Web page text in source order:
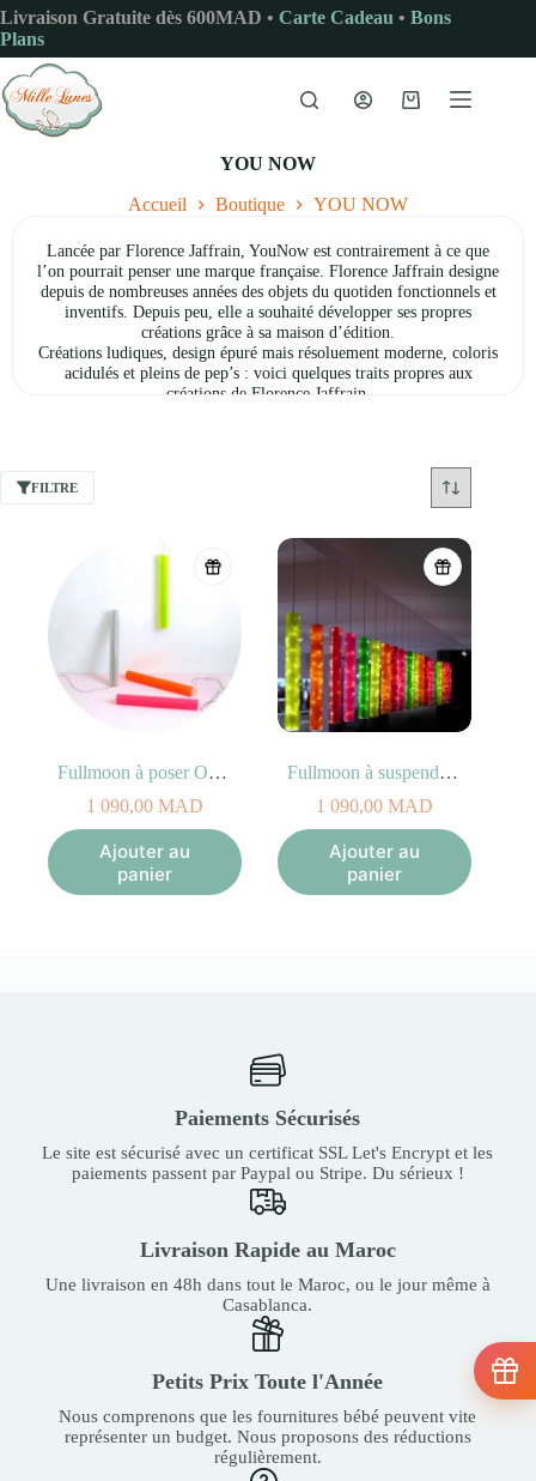
Passer
au
contenu
Livraison Gratuite dès 600MAD • Carte Cadeau • Bons
Plans
Panier
YOU NOW
Accueil Boutique YOU NOW
Lancée par Florence Jaffrain, YouNow est contrairement à ce que
l’on pourrait penser une marque française. Florence Jaffrain designe
depuis de nombreuses années des objets du quotiden fonctionnels et
inventifs. Depuis peu, elle a souhaité développer ses propres
créations grâce à sa maison d’édition.
Créations ludiques, design épuré mais résoluement moderne, coloris
acidulés et pleins de pep’s : voici quelques traits propres aux
créations de Florence Jaffrain.
Imaginées en suspensions simples ou en grappe, en lampes à poser
ou baladeuses, les FullMoon vous invitent à voyager dans un monde
FILTRE
Fullmoon à poser Orange
1 090,00 MAD
Ajouter au
panier
Fullmoon à suspendre Orange
1 090,00 MAD
Ajouter au
panier
Paiements Sécurisés
Le site est sécurisé avec un certificat SSL Let's Encrypt et les
paiements passent par Paypal ou Stripe. Du sérieux !
Livraison Rapide au Maroc
Une livraison en 48h dans tout le Maroc, ou le jour même à
Casablanca.
Petits Prix Toute l'Année
Nous comprenons que les fournitures bébé peuvent vite
représenter un budget. Nous proposons des réductions
régulièrement.